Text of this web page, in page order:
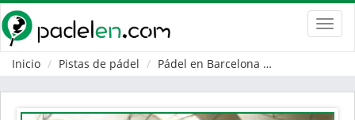
Inicio
Pistas de pádel Pádel en Barcelona